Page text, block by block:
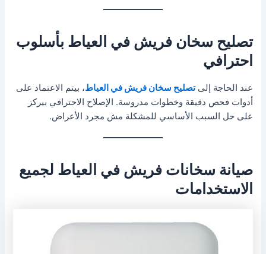
تصليح سخان فريش في العياط بأسلوب
احترافي
عند الحاجة إلىتصليح سخان فريش في العياط، بيتم الاعتماد على
أدوات فحص دقيقة وخطوات مدروسة. الإصلاح الاحترافي بيركز
على حل السبب الأساسي للمشكلة مش مجرد الأعراض.
صيانة سخانات فريش في العياط لجميع
الاستخدامات